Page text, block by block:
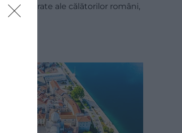
preferate ale călătorilor români,